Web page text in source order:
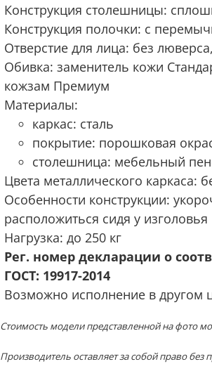
Конструкция столешницы:
Конструкция полочки: с
Отверстие для лица: без
Обивка: заменитель кожи
кожзам Премиум
Материалы:
каркас: сталь
покрытие: порошковая
столешница: мебельный
Цвета металлического каркаса:
Особенности конструкции:
расположиться сидя у
Нагрузка: до 250 кг
Рег. номер декларации о
ГОСТ: 19917-2014
Возможно исполнение в другом
Стоимость модели представленной на фото
Производитель оставляет за собой право